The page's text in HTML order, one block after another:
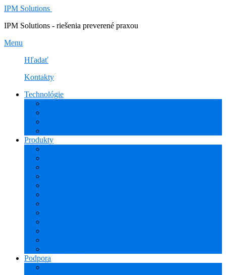
IPM Solutions
IPM Solutions - riešenia preverené praxou
Menu
Hľadať
Kontakty
Technológie
Produkty
Podpora